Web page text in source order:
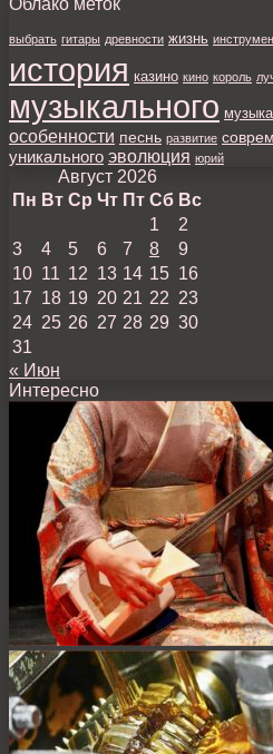
Облако меток
выбрать гитары древности жизнь
история казино кино король
музыкального
особенности песнь развитие
уникального эволюция юрий
Август 2026
Пн Вт Ср Чт Пт Сб Вс
1
2
3
4 5 6 7 8
9
10 11 12 13 14 15 16
17 18 19 20 21 22 23
24 25 26 27 28 29 30
31
« Июн
Интересно